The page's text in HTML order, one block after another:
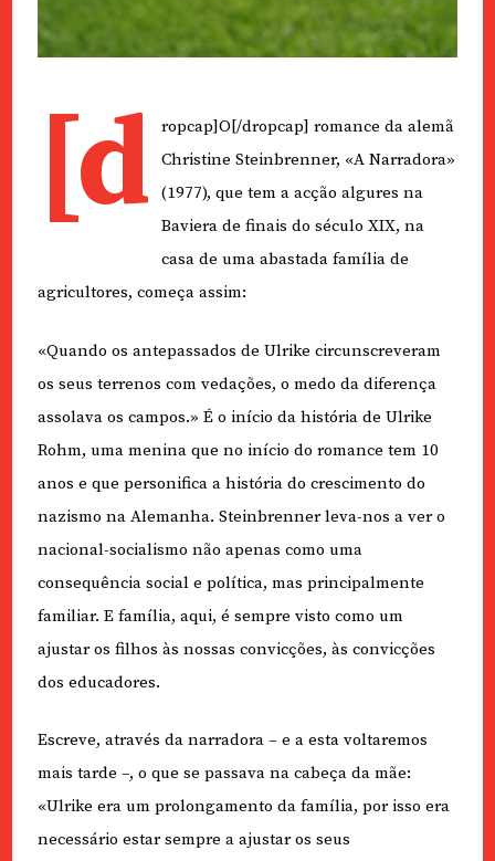
[d
ropcap]O[/dropcap] romance da alemã
Christine Steinbrenner, «A Narradora»
(1977), que tem a acção algures na
Baviera de finais do século XIX, na
casa de uma abastada família de
agricultores, começa assim:
«Quando os antepassados de Ulrike circunscreveram
os seus terrenos com vedações, o medo da diferença
assolava os campos.» É o início da história de Ulrike
Rohm, uma menina que no início do romance tem 10
anos e que personifica a história do crescimento do
nazismo na Alemanha. Steinbrenner leva-nos a ver o
nacional-socialismo não apenas como uma
consequência social e política, mas principalmente
familiar. E família, aqui, é sempre visto como um
ajustar os filhos às nossas convicções, às convicções
dos educadores.
Escreve, através da narradora – e a esta voltaremos
mais tarde –, o que se passava na cabeça da mãe:
«Ulrike era um prolongamento da família, por isso era
necessário estar sempre a ajustar os seus